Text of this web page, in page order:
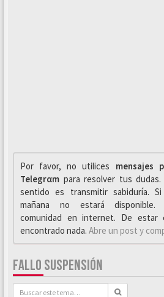
Por favor, no utilices mensajes
Telegrαm para resolver tus dudas.
sentido es transmitir sabiduría.
mañana no estará disponible.
comunidad en internet. De estar
encontrado nada. Abre un post y
FALLO SUSPENSIÓN